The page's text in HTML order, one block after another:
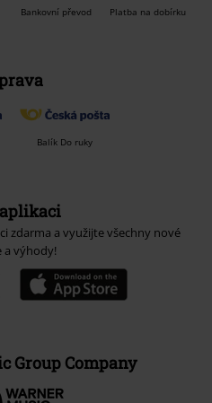
Bankovní převod Platba na dobírku
Balík Do ruky
zdarma a využijte všechny nové
a výhody!
Group Company